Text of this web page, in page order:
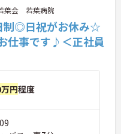
葉会 若葉病院
制◎日祝がお休み☆
仕事です♪＜正社員
円程度